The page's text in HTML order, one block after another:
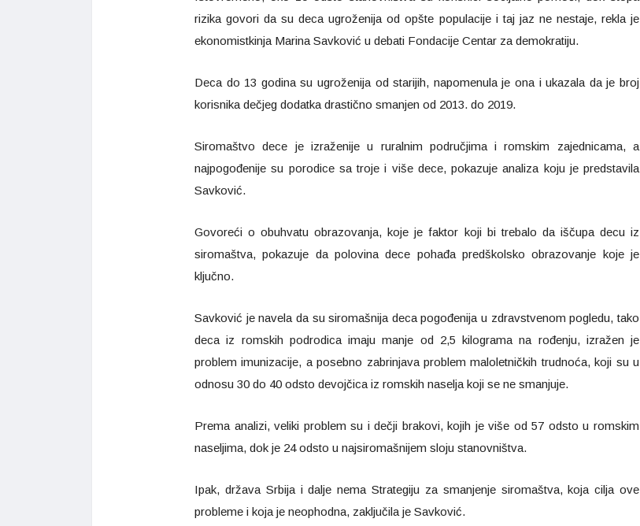
rizika govori da su deca ugroženija od opšte populacije i taj jaz ne nestaje, rekla je
ekonomistkinja Marina Savković u debati Fondacije Centar za demokratiju.
Deca do 13 godina su ugroženija od starijih, napomenula je ona i ukazala da je broj
korisnika dečjeg dodatka drastično smanjen od 2013. do 2019.
Siromaštvo dece je izraženije u ruralnim područjima i romskim zajednicama, a
najpogođenije su porodice sa troje i više dece, pokazuje analiza koju je predstavila
Savković.
Govoreći o obuhvatu obrazovanja, koje je faktor koji bi trebalo da iščupa decu iz
siromaštva, pokazuje da polovina dece pohađa predškolsko obrazovanje koje je
ključno.
Savković je navela da su siromašnija deca pogođenija u zdravstvenom pogledu, tako
deca iz romskih podrodica imaju manje od 2,5 kilograma na rođenju, izražen je
problem imunizacije, a posebno zabrinjava problem maloletničkih trudnoća, koji su u
odnosu 30 do 40 odsto devojčica iz romskih naselja koji se ne smanjuje.
Prema analizi, veliki problem su i dečji brakovi, kojih je više od 57 odsto u romskim
naseljima, dok je 24 odsto u najsiromašnijem sloju stanovništva.
Ipak, država Srbija i dalje nema Strategiju za smanjenje siromaštva, koja cilja ove
probleme i koja je neophodna, zaključila je Savković.